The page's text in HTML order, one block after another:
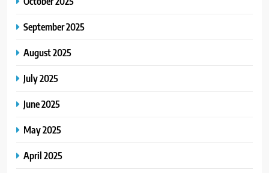
September 2025
August 2025
July 2025
June 2025
May 2025
April 2025